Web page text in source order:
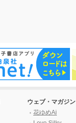
ウェブ・マガジン
花ゆめAi